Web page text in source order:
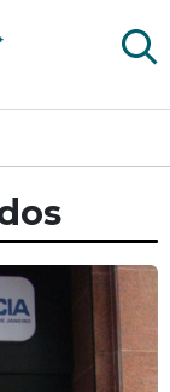
Viva Notícias